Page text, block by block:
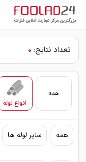
تعداد نتایج: 0
همه
انواع لوله
همه سایر لوله ها